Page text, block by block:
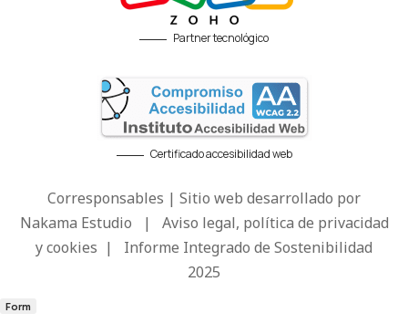
Partner tecnológico
Certificado accesibilidad web
Corresponsables | Sitio web desarrollado por
Nakama Estudio | Aviso legal, política de privacidad
y cookies | Informe Integrado de Sostenibilidad
2025
Form